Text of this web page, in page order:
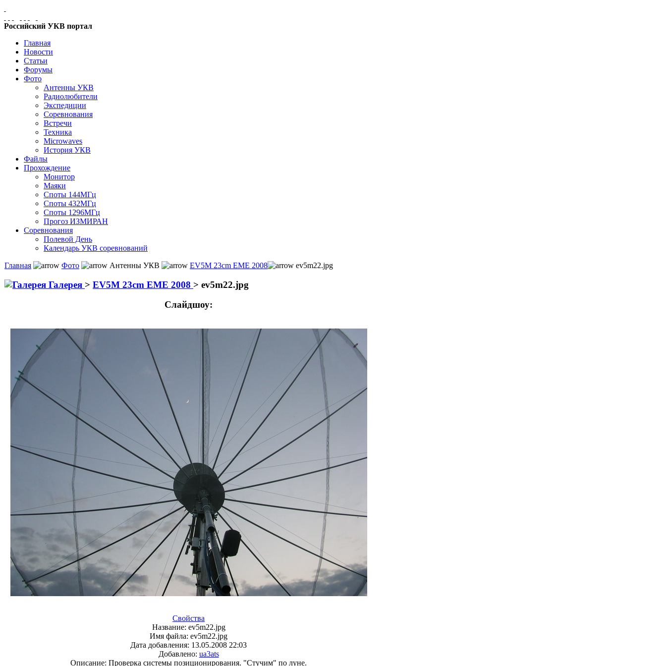
Российский УКВ портал
Главная
Новости
Статьи
Форумы
Фото
Антенны УКВ
Радиолюбители
Экспедиции
Соревнования
Встречи
Техника
Microwaves
История УКВ
Файлы
Прохождение
Монитор
Маяки
Споты 144МГц
Споты 432МГц
Споты 1296МГц
Прогоз ИЗМИРАН
Соревнования
Полевой День
Календарь УКВ соревнований
Главная Фото Антенны УКВ EV5M 23cm EME 2008 ev5m22.jpg
Галерея > EV5M 23cm EME 2008 > ev5m22.jpg
Слайдшоу:
Свойства
Название: ev5m22.jpg
Имя файла: ev5m22.jpg
Дата добавления: 13.05.2008 22:03
Добавлено: ua3ats
Описание: Проверка системы позиционирования. "Стучим" по луне.